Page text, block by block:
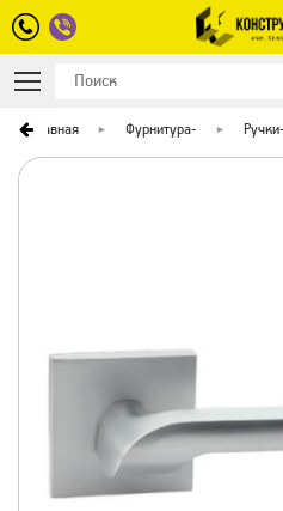
Главная Фурнитура- Ручки-